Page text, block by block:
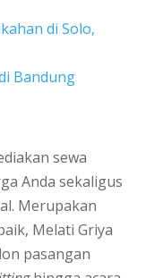
di Solo,
Bandung
sewa
Anda sekaligus
Merupakan
Melati Griya
pasangan